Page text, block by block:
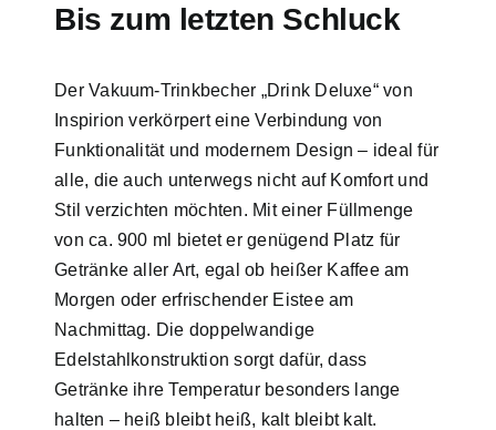
Bis zum letzten Schluck
Der Vakuum-Trinkbecher „Drink Deluxe“ von
Inspirion verkörpert eine Verbindung von
Funktionalität und modernem Design – ideal für
alle, die auch unterwegs nicht auf Komfort und
Stil verzichten möchten. Mit einer Füllmenge
von ca. 900 ml bietet er genügend Platz für
Getränke aller Art, egal ob heißer Kaffee am
Morgen oder erfrischender Eistee am
Nachmittag. Die doppelwandige
Edelstahlkonstruktion sorgt dafür, dass
Getränke ihre Temperatur besonders lange
halten – heiß bleibt heiß, kalt bleibt kalt.